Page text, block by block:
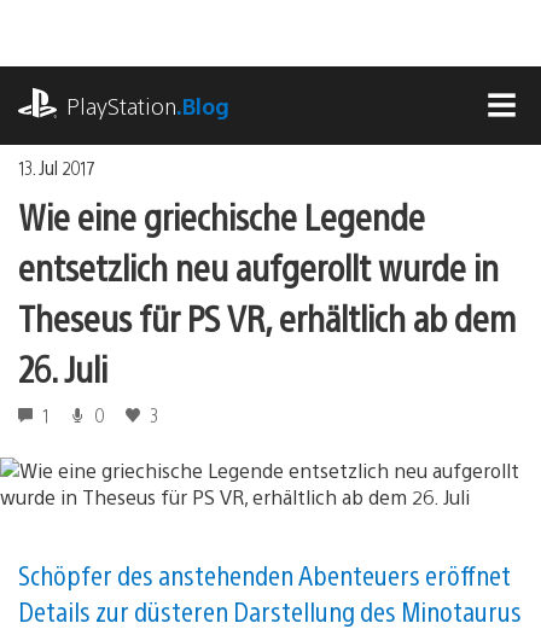
springen
PlayStation.Blog
13. Jul 2017
Wie eine griechische Legende
entsetzlich neu aufgerollt wurde in
Theseus für PS VR, erhältlich ab dem
26. Juli
1 0 3
Schöpfer des anstehenden Abenteuers eröffnet
Details zur düsteren Darstellung des Minotaurus